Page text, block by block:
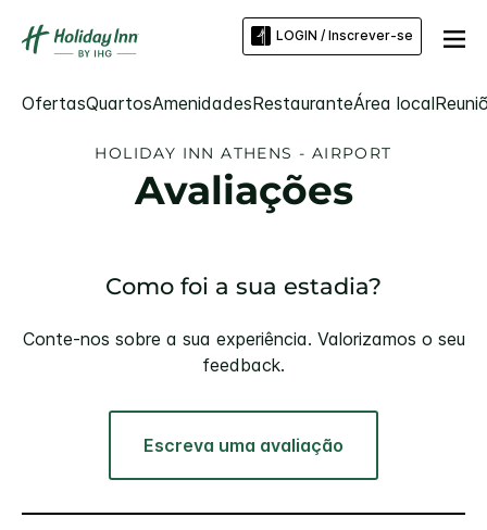
LOGIN / Inscrever-se
OfertasQuartosAmenidadesRestauranteÁrea local
HOLIDAY INN ATHENS - AIRPORT
Avaliações
Como foi a sua estadia?
Conte-nos sobre a sua experiência. Valorizamos o seu
feedback.
Escreva uma avaliação